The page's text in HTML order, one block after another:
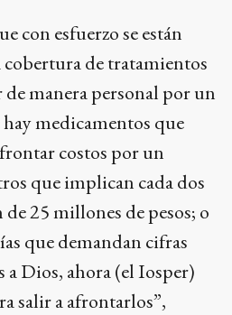
con esfuerzo se están
de tratamientos
manera personal por un
medicamentos que
costos por un
que implican cada dos
25 millones de pesos; o
que demandan cifras
Dios, ahora (el Iosper)
salir a afrontarlos”,